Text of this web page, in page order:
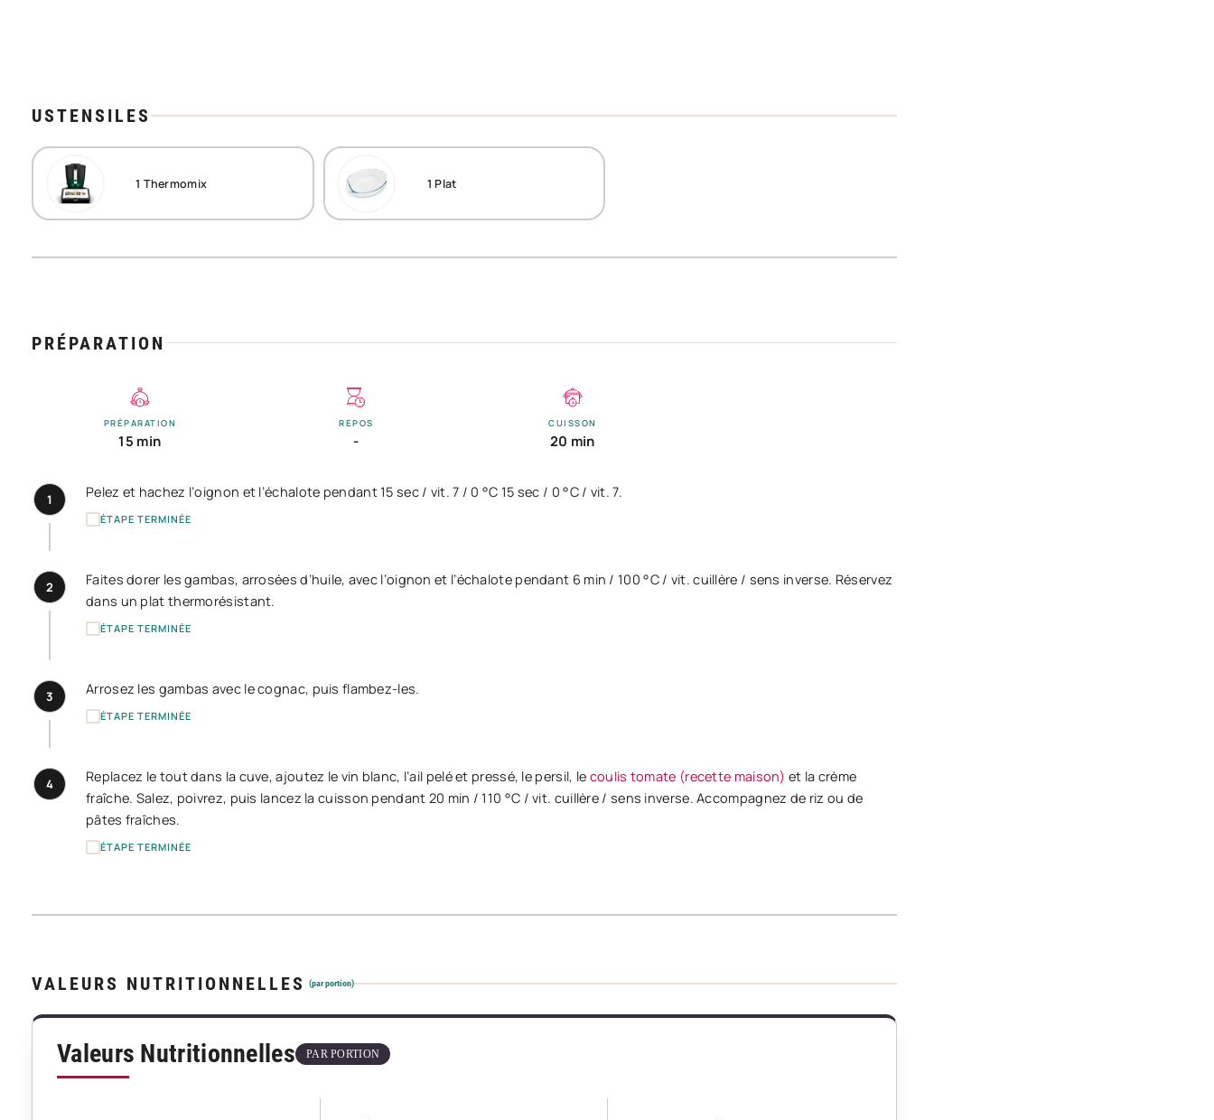
USTENSILES
1 Thermomix 1 Plat
PRÉPARATION
PRÉPARATION
15 min
REPOS
-
CUISSON
20 min
1 Pelez et hachez l’oignon et l’échalote pendant 15 sec / vit. 7 / 0 °C 15 sec / 0 °C / vit. 7.
ÉTAPE TERMINÉE
2
Faites dorer les gambas, arrosées d’huile, avec l’oignon et l’échalote pendant 6 min / 100 °C / vit. cuillère / sens inverse. Réservez
dans un plat thermorésistant.
ÉTAPE TERMINÉE
3 Arrosez les gambas avec le cognac, puis flambez-les.
ÉTAPE TERMINÉE
4 Replacez le tout dans la cuve, ajoutez le vin blanc, l’ail pelé et pressé, le persil, le coulis tomate (recette maison) et la crème
fraîche. Salez, poivrez, puis lancez la cuisson pendant 20 min / 110 °C / vit. cuillère / sens inverse. Accompagnez de riz ou de
pâtes fraîches.
ÉTAPE TERMINÉE
VALEURS NUTRITIONNELLES (par portion)
Valeurs Nutritionnelles PAR PORTION